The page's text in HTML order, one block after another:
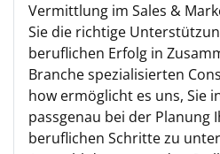
Vermittlung im Sales &
Sie die richtige
beruflichen Erfolg in
Branche spezialisierten
how ermöglicht es uns, Sie
passgenau bei der Planung
beruflichen Schritte zu